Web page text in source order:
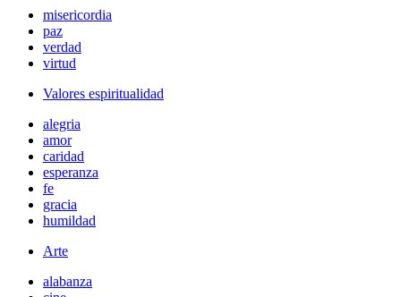
misericordia
paz
verdad
virtud
Valores espiritualidad
alegria
amor
caridad
esperanza
fe
gracia
humildad
Arte
alabanza